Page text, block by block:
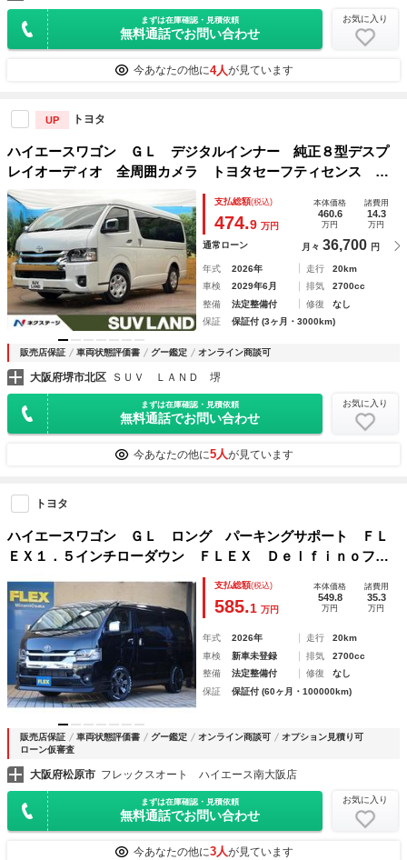
まずは在庫確認・見積依頼
無料通話でお問い合わせ
お気に入り
今あなたの他に4人が見ています
UP トヨタ
ハイエースワゴン ＧＬ デジタルインナー 純正８型デスプ
レイオーディオ 全周囲カメラ トヨタセーフティセンス 片
側パワスラ レーダークルーズ Ｂｉ－ＢｅａｍＬＥＤヘッ
ド 禁煙車 １０人乗り スマートキー オートエアコン
支払総額(税込)
474.9 万円
本体価格
460.6
万円
諸費用
14.3
万円
通常ローン 月々 36,700 円
年式 2026年 走行
20km
車検
2029年6月 排気
2700cc
整備
法定整備付 修復
なし
保証
保証付 (3ヶ月・3000km)
販売店保証 車両状態評価書 グー鑑定 オンライン商談可
大阪府堺市北区 ＳＵＶ ＬＡＮＤ 堺
まずは在庫確認・見積依頼
無料通話でお問い合わせ
お気に入り
今あなたの他に5人が見ています
トヨタ
ハイエースワゴン ＧＬ ロング パーキングサポート ＦＬ
ＥＸ１．５インチローダウン ＦＬＥＸ Ｄｅｌｆｉｎｏフロ
ントスポイラー ＦＬＥＸ オーバーフェンダー ＦＬＥＸ
バルベロ １７インチＡＷ グッドイヤーナスカータイヤ１７
インチ
支払総額(税込)
585.1 万円
本体価格
549.8
万円
諸費用
35.3
万円
年式 2026年 走行
20km
車検
新車未登録 排気
2700cc
整備
法定整備付 修復
なし
保証
保証付 (60ヶ月・100000km)
販売店保証 車両状態評価書 グー鑑定 オンライン商談可
オプション見積り可
ローン仮審査
大阪府松原市 フレックスオート ハイエース南大阪店
まずは在庫確認・見積依頼
無料通話でお問い合わせ
お気に入り
今あなたの他に3人が見ています